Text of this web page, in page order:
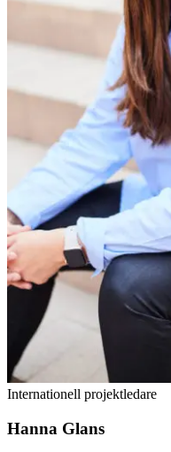
Internationell projektledare
Hanna Glans